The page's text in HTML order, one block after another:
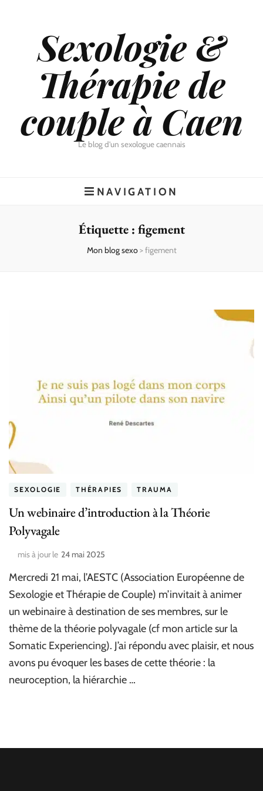
Sexologie &
Thérapie de
couple à Caen
Le blog d'un sexologue caennais
NAVIGATION
Étiquette : figement
Mon blog sexo>figement
SEXOLOGIE THÉRAPIES TRAUMA
Un webinaire d’introduction à la Théorie
Polyvagale
mis à jour le 24 mai 2025
Mercredi 21 mai, l’AESTC (Association Européenne de
Sexologie et Thérapie de Couple) m’invitait à animer
un webinaire à destination de ses membres, sur le
thème de la théorie polyvagale (cf mon article sur la
Somatic Experiencing). J’ai répondu avec plaisir, et nous
avons pu évoquer les bases de cette théorie : la
neuroception, la hiérarchie …